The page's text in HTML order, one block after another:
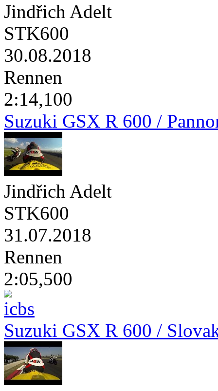
Jindřich Adelt
STK600
30.08.2018
Rennen
2:14,100
Suzuki GSX R 600 /
Jindřich Adelt
STK600
31.07.2018
Rennen
2:05,500
Suzuki GSX R 600 /